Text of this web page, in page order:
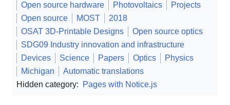
Open source hardware
Photovoltaics
Projects
Open source
MOST
2018
OSAT 3D-Printable Designs
Open source optics
SDG09 Industry innovation and infrastructure
Devices
Science Papers Optics
Physics
Michigan
Automatic translations
Hidden category:
Pages with Notice.js